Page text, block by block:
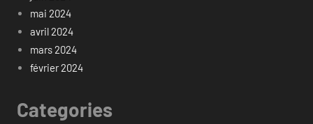
mai 2024
avril 2024
mars 2024
février 2024
Categories